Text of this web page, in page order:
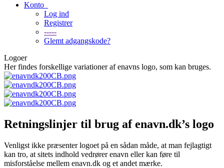
Konto
Log ind
Registrer
-----
Glemt adgangskode?
Logoer
Her findes forskellige variationer af enavns logo, som kan bruges.
Retningslinjer til brug af enavn.dk’s logo
Venligst ikke præsenter logoet på en sådan måde, at man fejlagtigt
kan tro, at sitets indhold vedrører enavn eller kan føre til
misforståelse mellem enavn.dk og et andet mærke.